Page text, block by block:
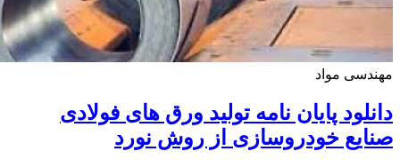
مواد
پایان نامه تولید ورق های فولادی
خودروسازی از روش نورد